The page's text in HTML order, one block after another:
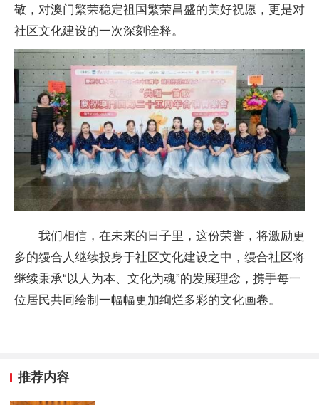
敬，对澳门繁荣稳定祖国繁荣昌盛的美好祝愿，更是对
社区文化建设的一次深刻诠释。
我们相信，在未来的日子里，这份荣誉，将激励更
多的缦合人继续投身于社区文化建设之中，缦合社区将
继续秉承“以人为本、文化为魂”的发展理念，携手每一
位居民共同绘制一幅幅更加绚烂多彩的文化画卷。
推荐内容